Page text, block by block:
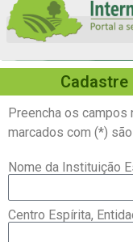
Preencha os campos
marcados com (*)
Nome da Instituição
Centro Espírita,